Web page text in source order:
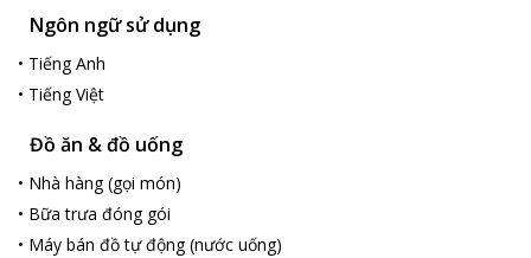
Ngôn ngữ sử dụng
• Tiếng Anh
• Tiếng Việt
Đồ ăn & đồ uống
• Nhà hàng (gọi món)
• Bữa trưa đóng gói
• Máy bán đồ tự động (nước uống)